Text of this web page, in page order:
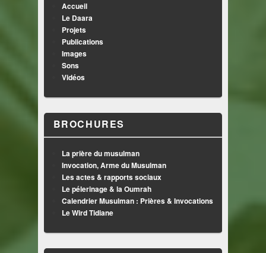
Accueil
Le Daara
Projets
Publications
Images
Sons
Vidéos
BROCHURES
La prière du musulman
Invocation, Arme du Musulman
Les actes & rapports sociaux
Le pélerinage & la Oumrah
Calendrier Musulman : Prières & Invocations
Le Wird Tidiane